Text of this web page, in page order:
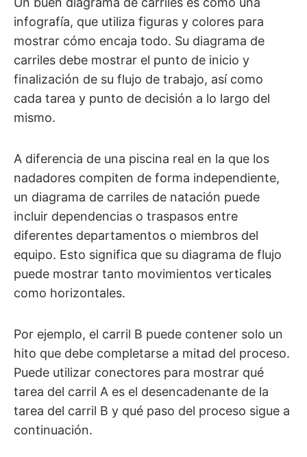
infografía, que utiliza figuras y colores para
mostrar cómo encaja todo. Su diagrama de
carriles debe mostrar el punto de inicio y
finalización de su flujo de trabajo, así como
cada tarea y punto de decisión a lo largo del
mismo.
A diferencia de una piscina real en la que los
nadadores compiten de forma independiente,
un diagrama de carriles de natación puede
incluir dependencias o traspasos entre
diferentes departamentos o miembros del
equipo. Esto significa que su diagrama de flujo
puede mostrar tanto movimientos verticales
como horizontales.
Por ejemplo, el carril B puede contener solo un
hito que debe completarse a mitad del proceso.
Puede utilizar conectores para mostrar qué
tarea del carril A es el desencadenante de la
tarea del carril B y qué paso del proceso sigue a
continuación.